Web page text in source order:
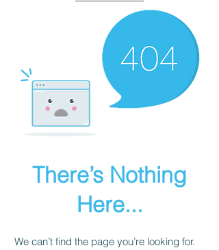
There’s Nothing
Here...
We can’t find the page you’re looking for.